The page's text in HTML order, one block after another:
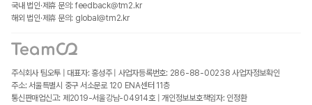
국내 법인·제휴 문의: feedback@tm2.kr
해외 법인·제휴 문의: global@tm2.kr
주식회사 팀오투 | 대표자: 홍성주 | 사업자등록번호: 286-88-00238 사업자정보확인
주소: 서울특별시 중구 서소문로 120 ENA센터 11층
통신판매업신고: 제2019-서울강남-04914호 | 개인정보보호책임자: 인정환